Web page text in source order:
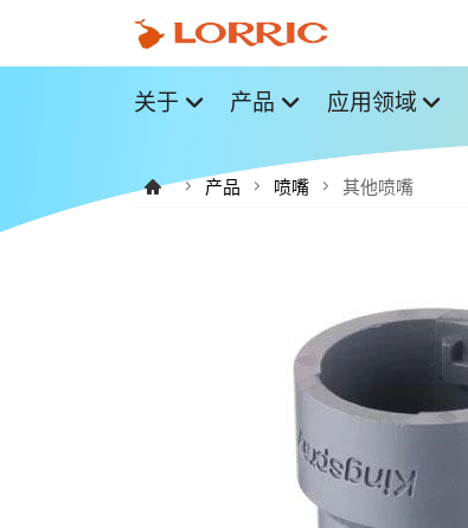
关于 产品 应用领域
产品 喷嘴 其他喷嘴